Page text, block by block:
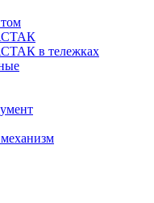
в тележках